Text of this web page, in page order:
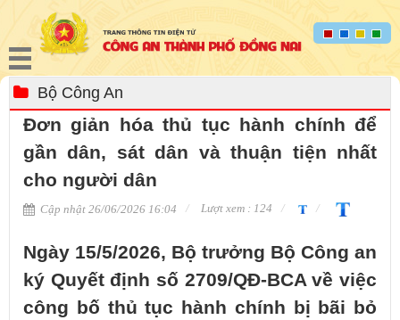
Bộ Công An
Đơn giản hóa thủ tục hành chính để
gần dân, sát dân và thuận tiện nhất
cho người dân
Cập nhật 26/06/2026 16:04 Lượt xem : 124
Ngày 15/5/2026, Bộ trưởng Bộ Công an
ký Quyết định số 2709/QĐ-BCA về việc
công bố thủ tục hành chính bị bãi bỏ